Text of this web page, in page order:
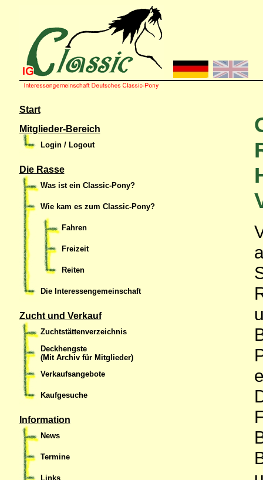
Start
Mitglieder-Bereich
Login / Logout
Die Rasse
Was ist ein Classic-Pony?
Wie kam es zum Classic-Pony?
Fahren
Freizeit
Reiten
Die Interessengemeinschaft
Zucht und Verkauf
Zuchtstättenverzeichnis
Deckhengste
(Mit Archiv für Mitglieder)
Verkaufsangebote
Kaufgesuche
Information
News
Termine
Links